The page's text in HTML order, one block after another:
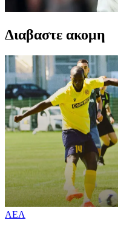
Διαβαστε ακομη
ΑΕΛ